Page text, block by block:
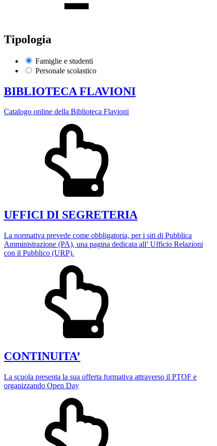
Tipologia
Famiglie e studenti
Personale scolastico
BIBLIOTECA FLAVIONI
Catalogo online della Biblioteca Flavioni
UFFICI DI SEGRETERIA
La normativa prevede come obbligatoria, per i siti di Pubblica
Amministrazione (PA), una pagina dedicata all’ Ufficio Relazioni
con il Pubblico (URP).
CONTINUITA’
La scuola presenta la sua offerta formativa attraverso il PTOF e
organizzando Open Day